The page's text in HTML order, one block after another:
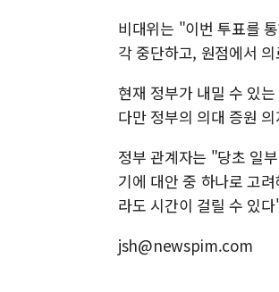
비대위는 "이번 투표를
각 중단하고, 원점에서
현재 정부가 내밀 수 있
다만 정부의 의대 증원
정부 관계자는 "당초 일
기에 대안 중 하나로 고
라도 시간이 걸릴 수 있
jsh@newspim.com